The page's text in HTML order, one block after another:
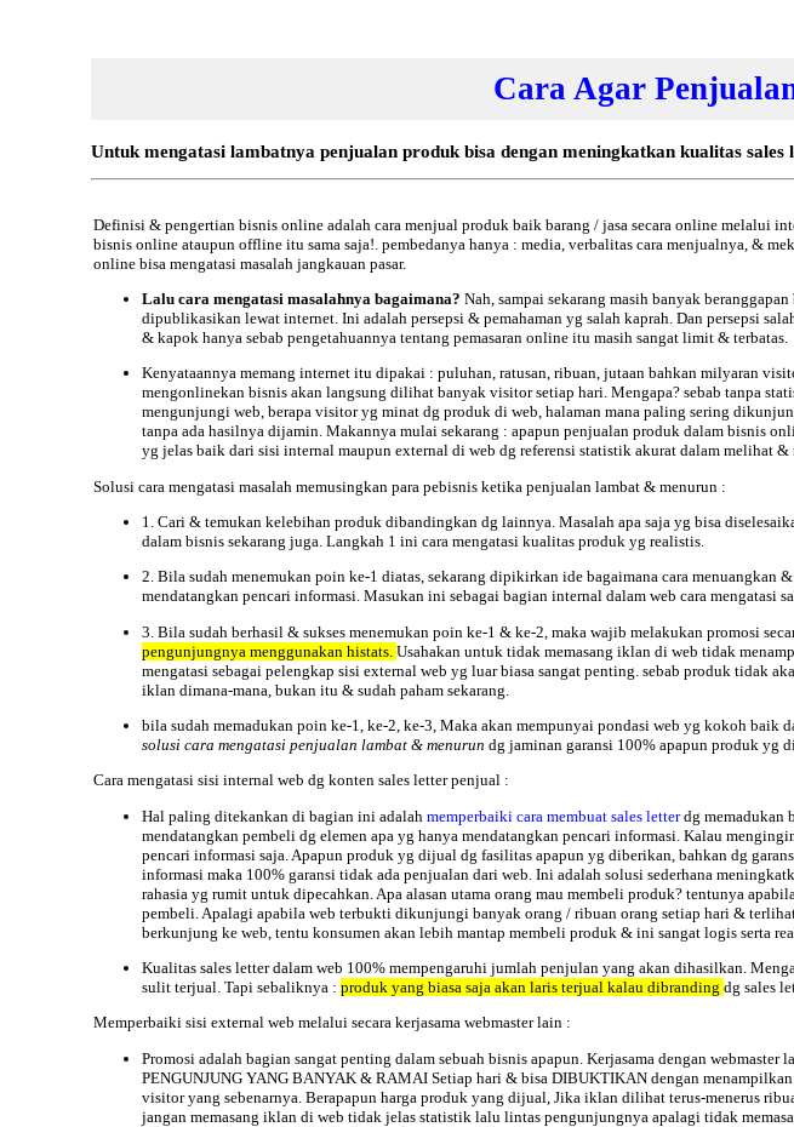
Cara Agar
Untuk mengatasi lambatnya penjualan produk bisa dengan meningkatkan kualitas
Definisi & pengertian bisnis online adalah cara menjual produk baik barang / jasa secara online
bisnis online ataupun offline itu sama saja!. pembedanya hanya : media, verbalitas cara menjualnya, &
online bisa mengatasi masalah jangkauan pasar.
Lalu cara mengatasi masalahnya bagaimana? Nah, sampai sekarang masih banyak
dipublikasikan lewat internet. Ini adalah persepsi & pemahaman yg salah kaprah. Dan persepsi
& kapok hanya sebab pengetahuannya tentang pemasaran online itu masih sangat limit & terbatas.
Kenyataannya memang internet itu dipakai : puluhan, ratusan, ribuan, jutaan bahkan milyaran
mengonlinekan bisnis akan langsung dilihat banyak visitor setiap hari. Mengapa? sebab tanpa
mengunjungi web, berapa visitor yg minat dg produk di web, halaman mana paling sering
tanpa ada hasilnya dijamin. Makannya mulai sekarang : apapun penjualan produk dalam bisnis
yg jelas baik dari sisi internal maupun external di web dg referensi statistik akurat dalam melihat
Solusi cara mengatasi masalah memusingkan para pebisnis ketika penjualan lambat & menurun :
1. Cari & temukan kelebihan produk dibandingkan dg lainnya. Masalah apa saja yg bisa
dalam bisnis sekarang juga. Langkah 1 ini cara mengatasi kualitas produk yg realistis.
2. Bila sudah menemukan poin ke-1 diatas, sekarang dipikirkan ide bagaimana cara menuangkan
mendatangkan pencari informasi. Masukan ini sebagai bagian internal dalam web cara mengatasi
3. Bila sudah berhasil & sukses menemukan poin ke-1 & ke-2, maka wajib melakukan promosi
pengunjungnya menggunakan histats. Usahakan untuk tidak memasang iklan di web tidak
mengatasi sebagai pelengkap sisi external web yg luar biasa sangat penting. sebab produk tidak
iklan dimana-mana, bukan itu & sudah paham sekarang.
bila sudah memadukan poin ke-1, ke-2, ke-3, Maka akan mempunyai pondasi web yg kokoh
solusi cara mengatasi penjualan lambat & menurun dg jaminan garansi 100% apapun produk yg
Cara mengatasi sisi internal web dg konten sales letter penjual :
Hal paling ditekankan di bagian ini adalah memperbaiki cara membuat sales letterdg memadukan
mendatangkan pembeli dg elemen apa yg hanya mendatangkan pencari informasi. Kalau
pencari informasi saja. Apapun produk yg dijual dg fasilitas apapun yg diberikan, bahkan dg
informasi maka 100% garansi tidak ada penjualan dari web. Ini adalah solusi sederhana
rahasia yg rumit untuk dipecahkan. Apa alasan utama orang mau membeli produk? tentunya
pembeli. Apalagi apabila web terbukti dikunjungi banyak orang / ribuan orang setiap hari &
berkunjung ke web, tentu konsumen akan lebih mantap membeli produk & ini sangat logis serta
Kualitas sales letter dalam web 100% mempengaruhi jumlah penjulan yang akan dihasilkan.
sulit terjual. Tapi sebaliknya : produk yang biasa saja akan laris terjual kalau dibranding dg sales
Memperbaiki sisi external web melalui secara kerjasama webmaster lain :
Promosi adalah bagian sangat penting dalam sebuah bisnis apapun. Kerjasama dengan webmaster
PENGUNJUNG YANG BANYAK & RAMAI Setiap hari & bisa DIBUKTIKAN dengan
visitor yang sebenarnya. Berapapun harga produk yang dijual, Jika iklan dilihat terus-menerus
jangan memasang iklan di web tidak jelas statistik lalu lintas pengunjungnya apalagi tidak